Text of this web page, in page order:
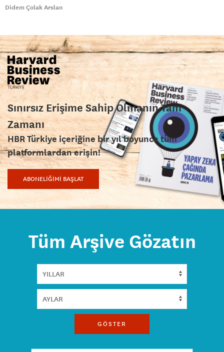
Didem Çolak Arslan
Sınırsız Erişime Sahip Olmanın Tam
Zamanı
HBR Türkiye içeriğine bir yıl boyunca tüm
platformlardan erişin!
ABONELİĞİMİ BAŞLAT
Tüm Arşive Gözatın
GÖSTER